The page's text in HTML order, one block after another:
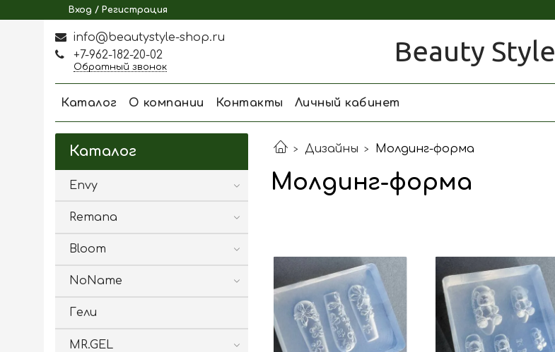
Вход / Регистрация
info@beautystyle-shop.ru
+7-962-182-20-02
Обратный звонок Beauty Style
Каталог О компании Контакты Личный кабинет
Дизайны Молдинг-форма
Молдинг-форма
Каталог
Envy
Remana
Bloom
NoName
Гели
MR.GEL